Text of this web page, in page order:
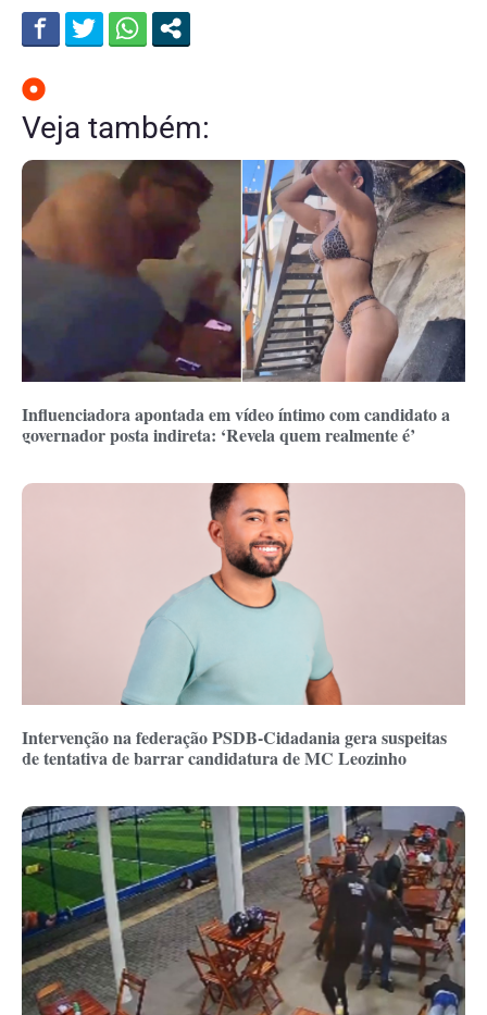
Veja também:
Influenciadora apontada em vídeo íntimo com candidato a
governador posta indireta: ‘Revela quem realmente é’
Intervenção na federação PSDB-Cidadania gera suspeitas
de tentativa de barrar candidatura de MC Leozinho